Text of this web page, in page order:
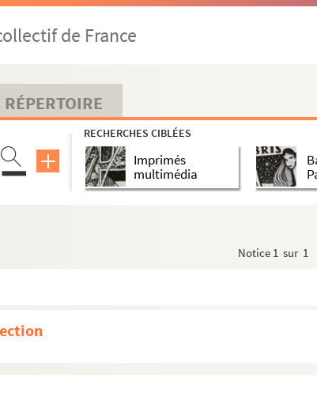
de France
RÉPERTOIRE
RECHERCHES CIBLÉES
Imprimés
multimédia
Notice 1 sur 1